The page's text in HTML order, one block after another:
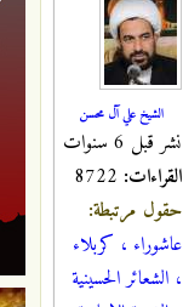
الشيخ علي آل محسن
نشر قبل 6 سنوات
القراءات:
حقول مرتبطة:
عاشوراء ، كربلاء
، الشعائر الحسينية